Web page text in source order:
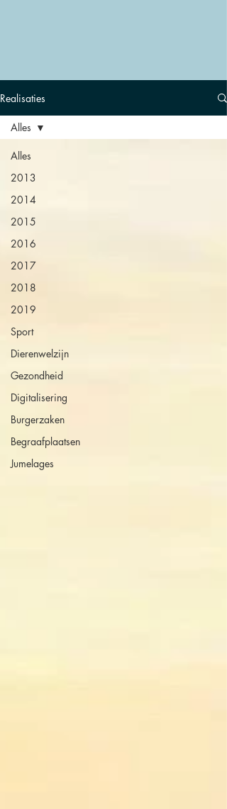
Realisaties
Alles
2013
2014
2015
2016
2017
2018
2019
Sport
Dierenwelzijn
Gezondheid
Digitalisering
Burgerzaken
Begraafplaatsen
Jumelages
Alles